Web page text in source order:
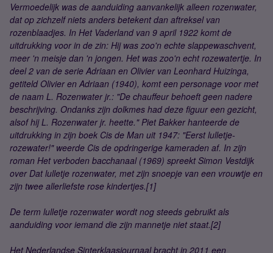
Vermoedelijk was de aanduiding aanvankelijk alleen rozenwater,
dat op zichzelf niets anders betekent dan aftreksel van
rozenblaadjes. In Het Vaderland van 9 april 1922 komt de
uitdrukking voor in de zin: Hij was zoo'n echte slappewaschvent,
meer 'n meisje dan 'n jongen. Het was zoo'n echt rozewatertje. In
deel 2 van de serie Adriaan en Olivier van Leonhard Huizinga,
getiteld Olivier en Adriaan (1940), komt een personage voor met
de naam L. Rozenwater jr.: "De chauffeur behoeft geen nadere
beschrijving. Ondanks zijn dolkmes had deze figuur een gezicht,
alsof hij L. Rozenwater jr. heette." Piet Bakker hanteerde de
uitdrukking in zijn boek Cis de Man uit 1947: "Eerst lulletje-
rozewater!" weerde Cis de opdringerige kameraden af. In zijn
roman Het verboden bacchanaal (1969) spreekt Simon Vestdijk
over Dat lulletje rozenwater, met zijn snoepje van een vrouwtje en
zijn twee allerliefste rose kindertjes.[1]
De term lulletje rozenwater wordt nog steeds gebruikt als
aanduiding voor iemand die zijn mannetje niet staat.[2]
Het Nederlandse Sinterklaasjournaal bracht in 2011 een